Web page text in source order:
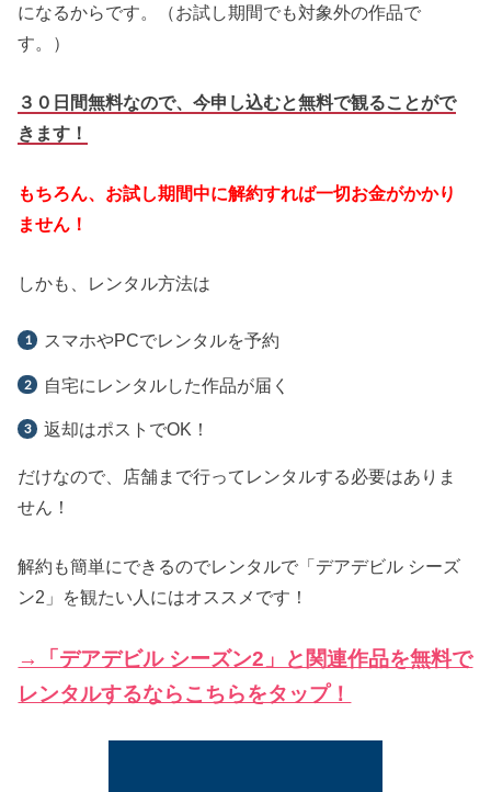
になるからです。（お試し期間でも対象外の作品で
す。）
３０日間無料なので、今申し込むと無料で観ることがで
きます！
もちろん、お試し期間中に解約すれば一切お金がかかり
ません！
しかも、レンタル方法は
スマホやPCでレンタルを予約
自宅にレンタルした作品が届く
返却はポストでOK！
だけなので、店舗まで行ってレンタルする必要はありま
せん！
解約も簡単にできるのでレンタルで「デアデビル シーズ
ン2」を観たい人にはオススメです！
→「デアデビル シーズン2」と関連作品を無料で
レンタルするならこちらをタップ！